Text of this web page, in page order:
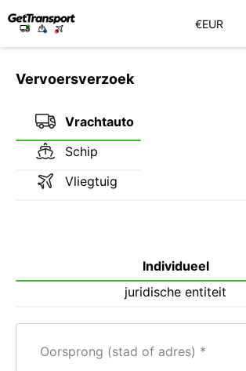
€EUR
Vervoersverzoek
Vrachtauto
Schip
Vliegtuig
Individueel
juridische entiteit
Oorsprong (stad of adres)